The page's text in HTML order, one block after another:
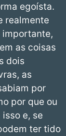
egoísta.
realmente
importante,
as coisas
dois
as
por
por que ou
e, se
ter tido